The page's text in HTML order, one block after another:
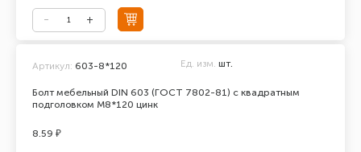
Болт мебельный DIN 603 (ГОСТ 7802-81) с квадратным
подголовком М8*120 цинк
Артикул: 603-8*120 Ед. изм. шт.
8.59 ₽